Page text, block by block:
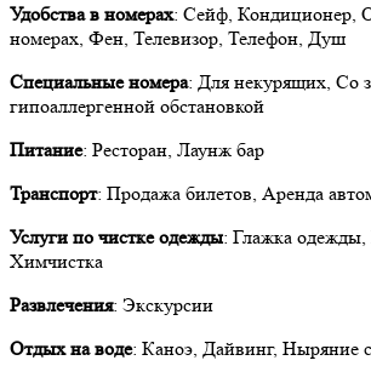
Удобства в номерах: Сейф, Кондиционер,
номерах, Фен, Телевизор, Телефон, Душ
Специальные номера: Для некурящих, Со
гипоаллергенной обстановкой
Питание: Ресторан, Лаунж бар
Транспорт: Продажа билетов, Аренда
Услуги по чистке одежды: Глажка одежды,
Химчистка
Развлечения: Экскурсии
Отдых на воде: Каноэ, Дайвинг, Ныряние